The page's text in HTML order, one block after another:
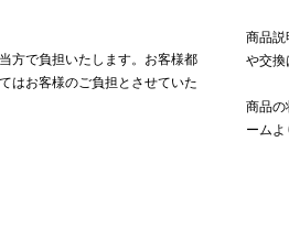
方で負担いたします。お客様都
はお客様のご負担とさせていた
商品説
や交換
商品の
ームよ